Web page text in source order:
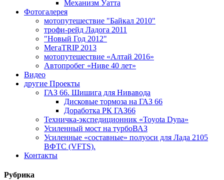
Механизм Уатта
Фотогалерея
мотопутешествие "Байкал 2010"
трофи-рейд Ладога 2011
"Новый Год 2012"
МегаTRIP 2013
мотопутешествие «Алтай 2016»
Автопробег «Ниве 40 лет»
Видео
другие Проекты
ГАЗ 66. Шишига для Нивавода
Дисковые тормоза на ГАЗ 66
Доработка РК ГАЗ66
Техничка-экспедиционник «Toyota Dyna»
Усиленный мост на турбоВАЗ
Усиленные «составные» полуоси для Лада 2105
ВФТС (VFTS).
Контакты
Рубрика